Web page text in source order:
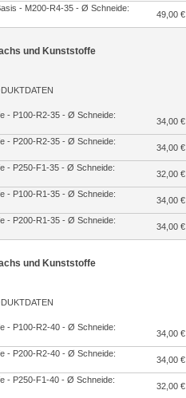
- M200-R4-35 - Ø Schneide:
49,00 €
und Kunststoffe
- P100-R2-35 - Ø Schneide:
34,00 €
- P200-R2-35 - Ø Schneide:
34,00 €
- P250-F1-35 - Ø Schneide:
32,00 €
- P100-R1-35 - Ø Schneide:
34,00 €
- P200-R1-35 - Ø Schneide:
34,00 €
und Kunststoffe
- P100-R2-40 - Ø Schneide:
34,00 €
- P200-R2-40 - Ø Schneide:
34,00 €
- P250-F1-40 - Ø Schneide:
32,00 €